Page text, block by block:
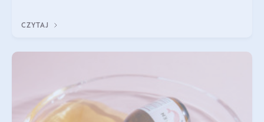
CZYTAJ